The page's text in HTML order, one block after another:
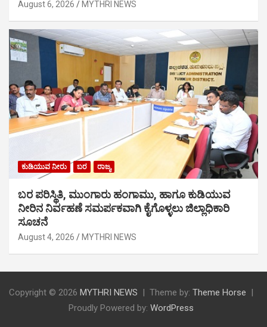
August 6, 2026 MYTHRI NEWS
ಕುಡಿಯುವ ನೀರು ಬರ ರಾಜ್ಯ
ಬರ ಪರಿಸ್ಥಿತಿ, ಮುಂಗಾರು ಹಂಗಾಮು, ಹಾಗೂ ಕುಡಿಯುವ
ನೀರಿನ ನಿರ್ವಹಣೆ ಸಮರ್ಪಕವಾಗಿ ಕೈಗೊಳ್ಳಲು ಜಿಲ್ಲಾಧಿಕಾರಿ
ಸೂಚನೆ
August 4, 2026 MYTHRI NEWS
Copyright © 2026 MYTHRI NEWS Theme by: Theme Horse
Proudly Powered by: WordPress